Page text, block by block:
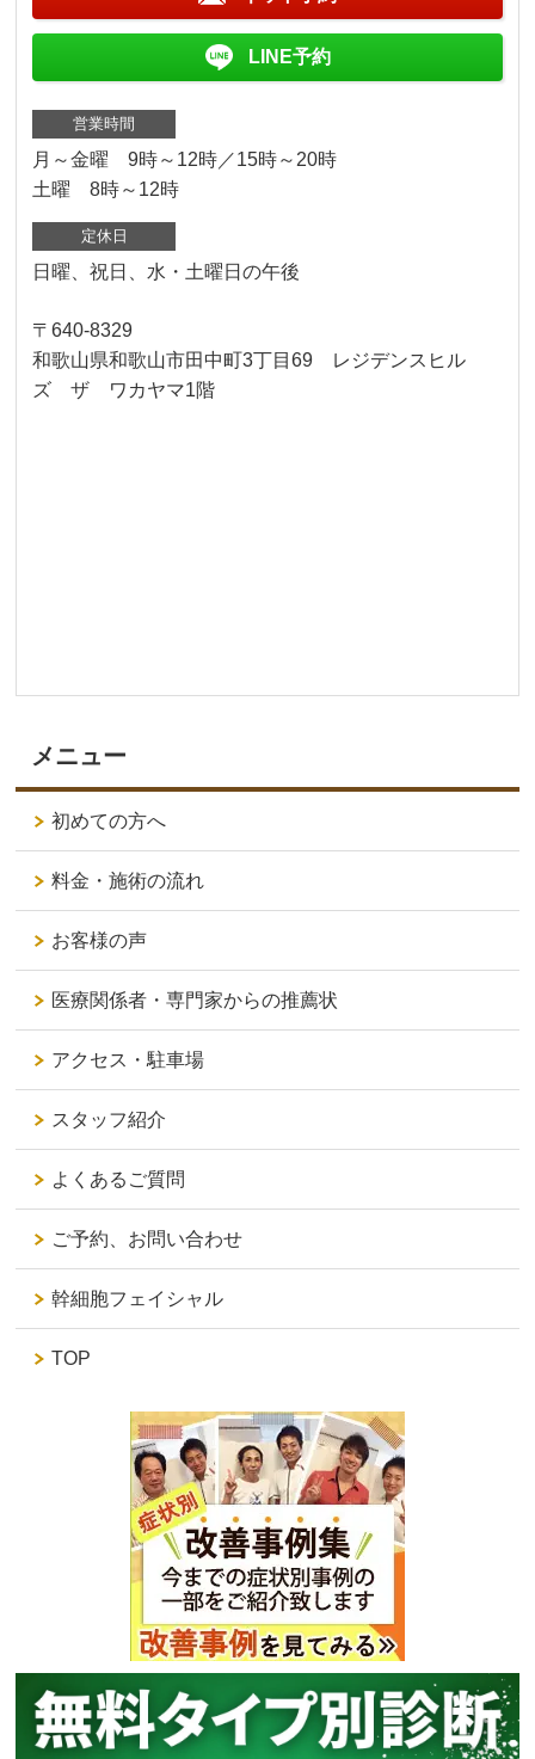
LINE予約
営業時間
月～金曜 9時～12時／15時～20時
土曜 8時～12時
定休日
日曜、祝日、水・土曜日の午後
〒640-8329
和歌山県和歌山市田中町3丁目69 レジデンスヒル
ズ ザ ワカヤマ1階
メニュー
初めての方へ
料金・施術の流れ
お客様の声
医療関係者・専門家からの推薦状
アクセス・駐車場
スタッフ紹介
よくあるご質問
ご予約、お問い合わせ
幹細胞フェイシャル
TOP